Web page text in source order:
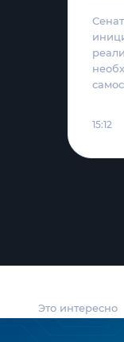
Это интересно
15:12